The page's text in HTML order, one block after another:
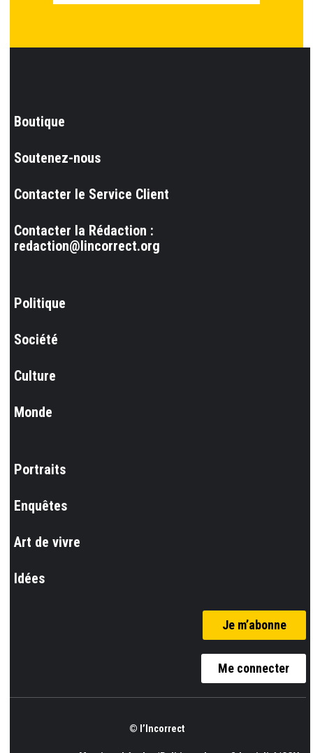
Boutique
Soutenez-nous
Contacter le Service Client
Contacter la Rédaction :
redaction@lincorrect.org
Politique
Société
Culture
Monde
Portraits
Enquêtes
Art de vivre
Idées
Je m’abonne
Me connecter
© l’Incorrect